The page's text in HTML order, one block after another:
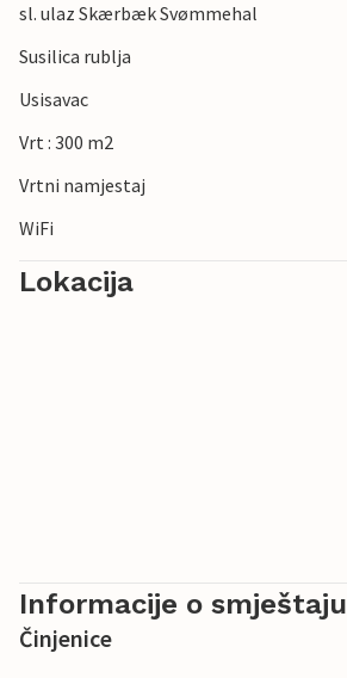
sl. ulaz Skærbæk Svømmehal
Susilica rublja
Usisavac
Vrt : 300 m2
Vrtni namjestaj
WiFi
Lokacija
Informacije o smještaju
Činjenice